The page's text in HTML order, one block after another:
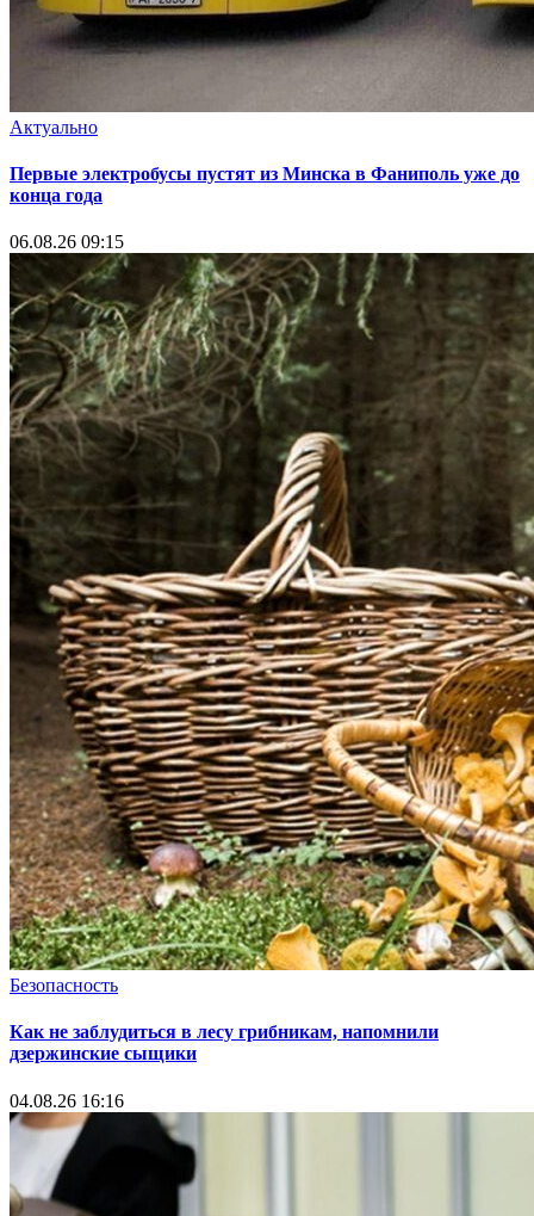
Актуально
Первые электробусы пустят из Минска в Фаниполь уже до
конца года
06.08.26 09:15
Безопасность
Как не заблудиться в лесу грибникам, напомнили
дзержинские сыщики
04.08.26 16:16